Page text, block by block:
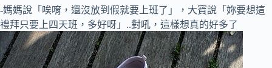
-媽媽說「唉唷，還沒放到假就要上班了」，大寶說「妳要想這
禮拜只要上四天班，多好呀」..對吼，這樣想真的好多了